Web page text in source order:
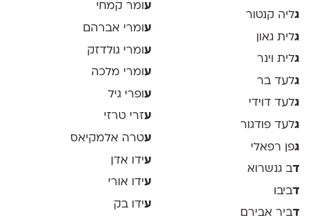
גליה קנטור
גלית גאון
גלית וינר
גלעד בר
גלעד דוידי
גלעד פודגור
גפן רפאלי
דב גנשרוא
דביבו
דביר אבירם
עומר קמחי
ע ומרי אברהם
ע ומרי גולדזק
עומרי מלכה
ע ופרי גיל
עזרי טרזי
עטרה אלמקיאס
עידו אדן
עידו אורי
עידו בק